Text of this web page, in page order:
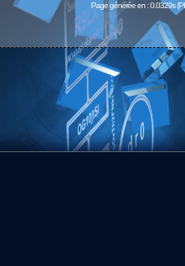
Page générée en : 0.0329s